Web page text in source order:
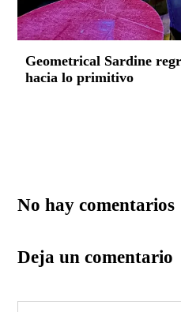
Geometrical Sardine
hacia lo primitivo
No hay comentarios
Deja un comentario